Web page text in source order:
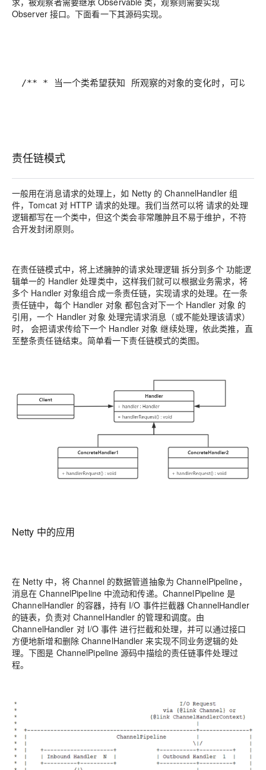
Observer 接口。下面看一下其源码实现。
/** * 当一个类希望获知 所观察的对象的变化
责任链模式
一般用在消息请求的处理上，如 Netty 的 ChannelHandler 组
件，Tomcat 对 HTTP 请求的处理。我们当然可以将 请求的处理
逻辑都写在一个类中，但这个类会非常雕肿且不易于维护，不符
合开发封闭原则。
在责任链模式中，将上述臃肿的请求处理逻辑 拆分到多个 功能逻
辑单一的 Handler 处理类中，这样我们就可以根据业务需求，将
多个 Handler 对象组合成一条责任链，实现请求的处理。在一条
责任链中，每个 Handler 对象 都包含对下一个 Handler 对象 的
引用，一个 Handler 对象 处理完请求消息（或不能处理该请求）
时， 会把请求传给下一个 Handler 对象 继续处理，依此类推，直
至整条责任链结束。简单看一下责任链模式的类图。
Netty 中的应用
在 Netty 中，将 Channel 的数据管道抽象为 ChannelPipeline，
消息在 ChannelPipeline 中流动和传递。ChannelPipeline 是
ChannelHandler 的容器，持有 I/O 事件拦截器 ChannelHandler
的链表，负责对 ChannelHandler 的管理和调度。由
ChannelHandler 对 I/O 事件 进行拦截和处理，并可以通过接口
方便地新增和删除 ChannelHandler 来实现不同业务逻辑的处
理。下图是 ChannelPipeline 源码中描绘的责任链事件处理过
程。